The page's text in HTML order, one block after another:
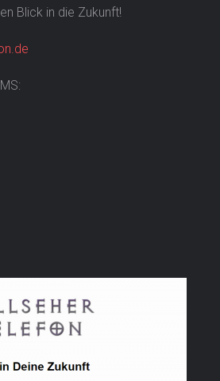
Blick in die Zukunft!